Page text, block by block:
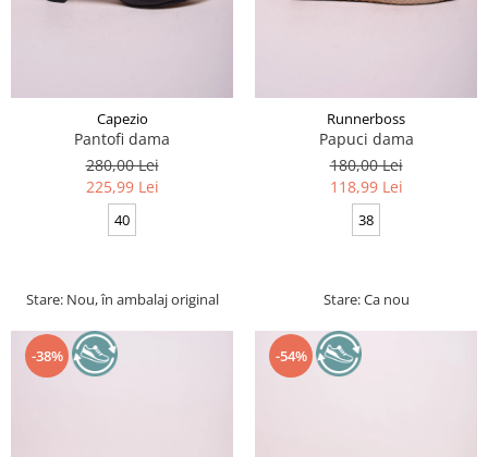
Capezio
Pantofi dama
280,00 Lei
225,99 Lei
40
Stare: Nou, în ambalaj original
Runnerboss
Papuci dama
180,00 Lei
118,99 Lei
38
Stare: Ca nou
-38% -54%